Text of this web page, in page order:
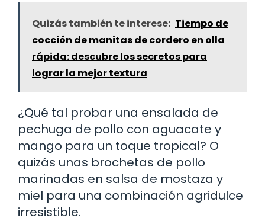
Quizás también te interese: Tiempo de
cocción de manitas de cordero en olla
rápida: descubre los secretos para
lograr la mejor textura
¿Qué tal probar una ensalada de
pechuga de pollo con aguacate y
mango para un toque tropical? O
quizás unas brochetas de pollo
marinadas en salsa de mostaza y
miel para una combinación agridulce
irresistible.